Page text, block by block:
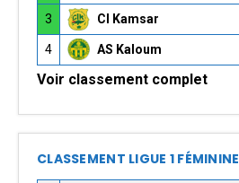
3 CI Kamsar
4 AS Kaloum
Voir classement complet
CLASSEMENT LIGUE 1 FÉMININE